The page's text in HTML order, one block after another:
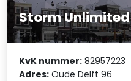
Storm Unlimited
KvK nummer: 82957223
Adres: Oude Delft 96